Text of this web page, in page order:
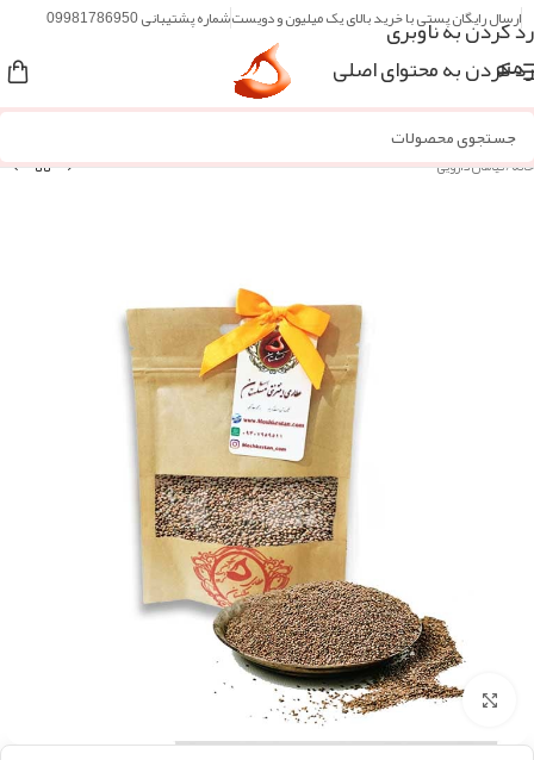
رد کردن به ناوبری
رد کردن به محتوای اصلی
ارسال رایگان پستی با خرید بالای یک میلیون و دویستشماره پشتیبانی 09981786950
منو
خانه/گیاهان دارویی
بزرگنمایی تصویر